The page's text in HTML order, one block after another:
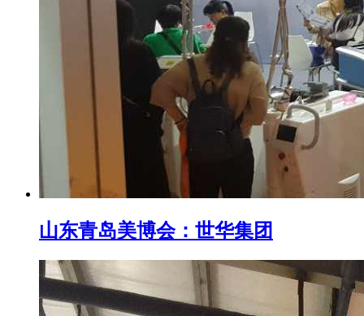
山东青岛美博会：世华集团